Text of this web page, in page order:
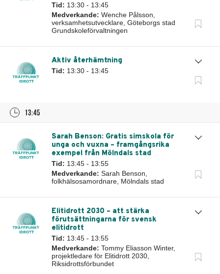
Tid: 13:30 - 13:45
Medverkande: Wenche Pålsson,
verksamhetsutvecklare, Göteborgs stad
Grundskoleförvaltningen
Aktiv återhämtning
Tid: 13:30 - 13:45
13:45
Sarah Benson: Gratis simskola för
unga och vuxna – framgångsrika
exempel från Mölndals stad
Tid: 13:45 - 13:55
Medverkande: Sarah Benson,
folkhälsosamordnare, Mölndals stad
Elitidrott 2030 – att stärka
förutsättningarna för svensk
elitidrott
Tid: 13:45 - 13:55
Medverkande: Tommy Eliasson Winter,
projektledare för Elitidrott 2030,
Riksidrottsförbundet